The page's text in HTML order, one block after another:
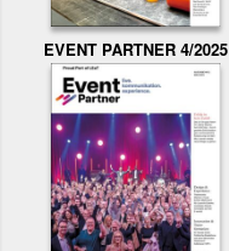
EVENT PARTNER 4/2025